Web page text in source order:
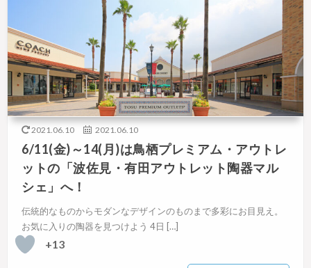
2021.06.10 2021.06.10
6/11(金)～14(月)は鳥栖プレミアム・アウトレ
ットの「波佐見・有田アウトレット陶器マル
シェ」へ！
伝統的なものからモダンなデザインのものまで多彩にお目見え。
お気に入りの陶器を見つけよう 4日 […]
+13